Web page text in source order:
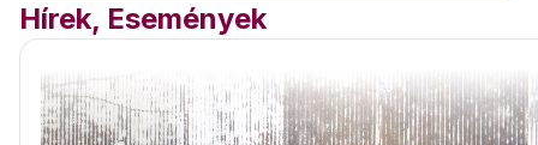
Hírek, Események